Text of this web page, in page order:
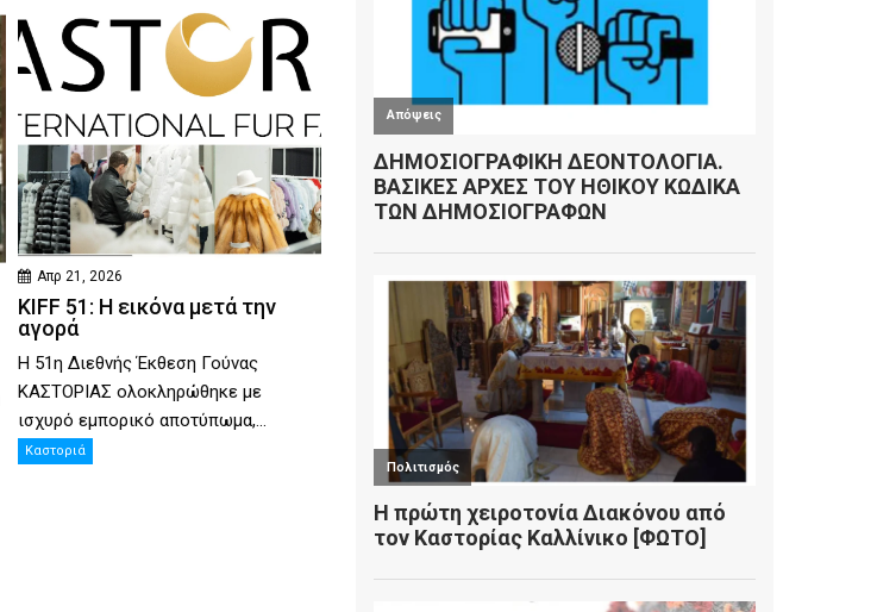
Απρ 21, 2026
KIFF 51: Η εικόνα μετά την
αγορά
Η 51η Διεθνής Έκθεση Γούνας
ΚΑΣΤΟΡΙΑΣ ολοκληρώθηκε με
ισχυρό εμπορικό αποτύπωμα,...
Καστοριά